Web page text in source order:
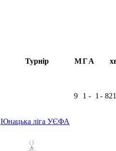
Турнір МГА
Юнацька ліга УЄФА
9 1 - 1 -